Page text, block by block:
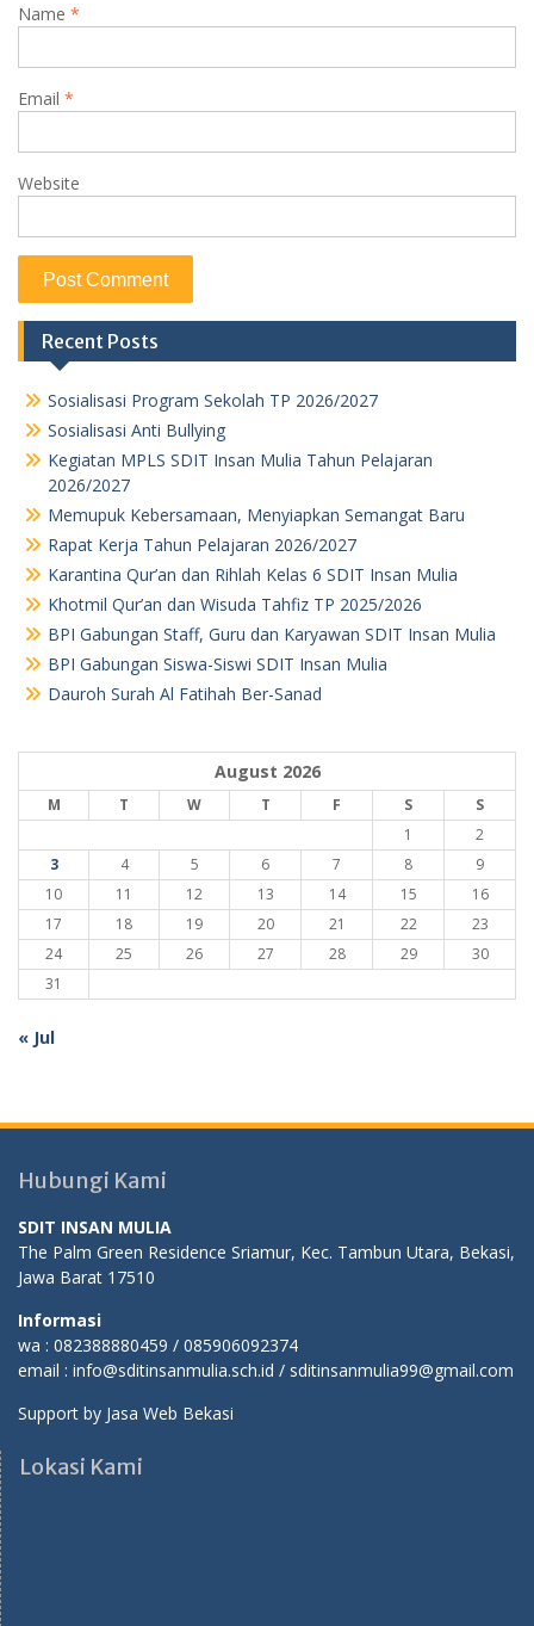
Name *
Email *
Website
Recent Posts
Sosialisasi Program Sekolah TP 2026/2027
Sosialisasi Anti Bullying
Kegiatan MPLS SDIT Insan Mulia Tahun Pelajaran
2026/2027
Memupuk Kebersamaan, Menyiapkan Semangat Baru
Rapat Kerja Tahun Pelajaran 2026/2027
Karantina Qur’an dan Rihlah Kelas 6 SDIT Insan Mulia
Khotmil Qur’an dan Wisuda Tahfiz TP 2025/2026
BPI Gabungan Staff, Guru dan Karyawan SDIT Insan Mulia
BPI Gabungan Siswa-Siswi SDIT Insan Mulia
Dauroh Surah Al Fatihah Ber-Sanad
August 2026
M T W T F S
S
1
2
3
4 5 6 7 8
9
10
11 12 13 14 15
16
17
18 19 20 21 22
23
24
25 26 27 28 29
30
31
« Jul
Hubungi Kami
SDIT INSAN MULIA
The Palm Green Residence Sriamur, Kec. Tambun Utara, Bekasi,
Jawa Barat 17510
Informasi
wa : 082388880459 / 085906092374
email : info@sditinsanmulia.sch.id / sditinsanmulia99@gmail.com
Support by Jasa Web Bekasi
Lokasi Kami